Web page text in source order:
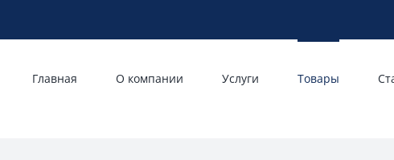
Главная О компании Услуги Товары